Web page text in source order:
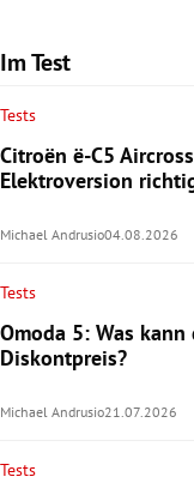
Im Test
Tests
Citroën ë-C5
Elektroversion
Michael Andrusio04.08.2026
Tests
Omoda 5: Was kann
Diskontpreis?
Michael Andrusio21.07.2026
Tests